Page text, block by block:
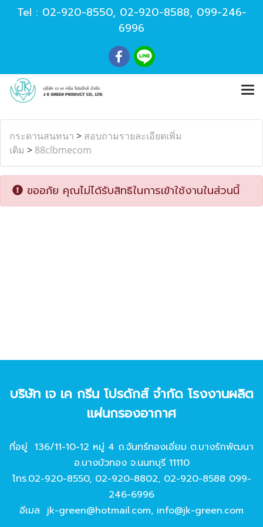
Tel : 02-920-8550, 02-920-8588, 099-246-
6996
กระดานสนทนา > สอบถามรายละเอียดเพิ่ม
เติม > 88clbmecom
ขออภัย คุณไม่ได้รับสิทธิในการเข้าใช้งานในส่วนนี้
บริษัท เจ เค กรีน โปรดักส์ จํากัด โรงงานผลิต
แผ่นกรองอากาศ
ที่อยู่ 136/11-10-12 หมู่ 4 ถ.จันทร์ทองเอี่ยม ต.บางรักพัฒนา
อ.บางบัวทอง จ.นนทบุรี 11110
โทร.02-920-8550, 02-920-8802, 02-920-8588 099-
246-6996
อีเมล jk-green@hotmail.com, info@jk-green.com